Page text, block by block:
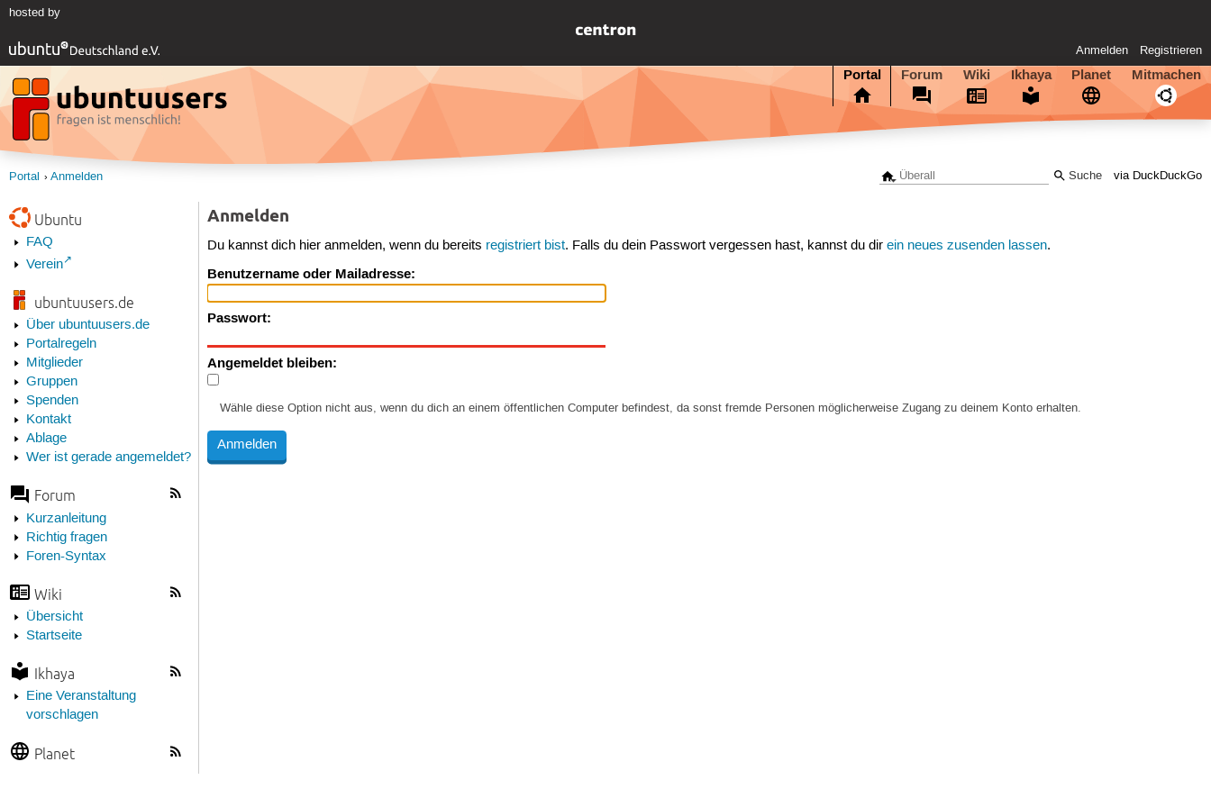
hosted by
Anmelden Registrieren
Portal Forum Wiki Ikhaya Planet Mitmachen
via DuckDuckGo
Portal Anmelden
Ubuntu
FAQ
Verein
ubuntuusers.de
Über ubuntuusers.de
Portalregeln
Mitglieder
Gruppen
Spenden
Kontakt
Ablage
Wer ist gerade angemeldet?
Forum
Kurzanleitung
Richtig fragen
Foren-Syntax
Wiki
Übersicht
Startseite
Ikhaya
Eine Veranstaltung
vorschlagen
Planet
Anmelden
Du kannst dich hier anmelden, wenn du bereits registriert bist. Falls du dein Passwort vergessen hast, kannst du direin neues zusenden lassen.
Benutzername oder Mailadresse:
Passwort:
Angemeldet bleiben:
Wähle diese Option nicht aus, wenn du dich an einem öffentlichen Computer befindest, da sonst fremde Personen möglicherweise Zugang zu deinem Konto erhalten.